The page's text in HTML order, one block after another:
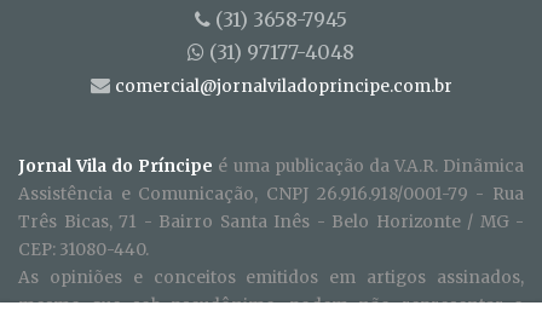
(31) 3658-7945
(31) 97177-4048
comercial@jornalviladoprincipe.com.br
Jornal Vila do Príncipe é uma publicação da V.A.R. Dinãmica
Assistência e Comunicação, CNPJ 26.916.918/0001-79 - Rua
Três Bicas, 71 - Bairro Santa Inês - Belo Horizonte / MG -
CEP: 31080-440.
As opiniões e conceitos emitidos em artigos assinados,
mesmo que sob pseudônimo, podem não representar o